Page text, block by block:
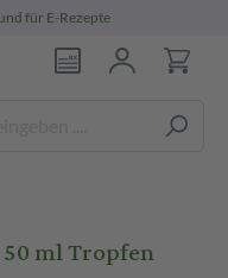
für E-Rezepte
ml Tropfen